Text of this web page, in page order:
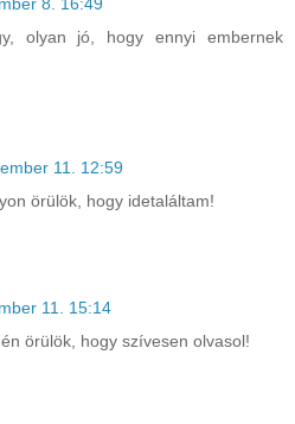
olyan jó, hogy ennyi embernek
11. 12:59
örülök, hogy idetaláltam!
11. 15:14
örülök, hogy szívesen olvasol!